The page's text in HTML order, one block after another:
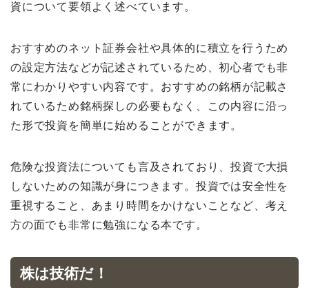
資について要領よく述べています。
おすすめのネット証券会社や具体的に積立を行うため
の設定方法などが記述されているため、初心者でも非
常にわかりやすい内容です。おすすめの銘柄が記載さ
れているため銘柄探しの必要もなく、この内容に沿っ
た形で投資を簡単に始めることができます。
危険な投資法についても言及されており、投資で大損
しないための知識が身につきます。投資では安全性を
重視すること、あまり時間をかけないことなど、考え
方の面でも非常に勉強になる本です。
株は技術だ！